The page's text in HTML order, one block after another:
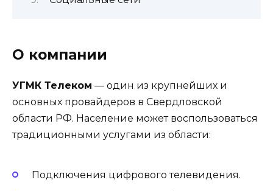
О компании
УГМК Телеком — один из крупнейших и
основных провайдеров в Свердловской
области РФ. Население может воспользоваться
традиционными услугами из области:
Подключения цифрового телевидения.